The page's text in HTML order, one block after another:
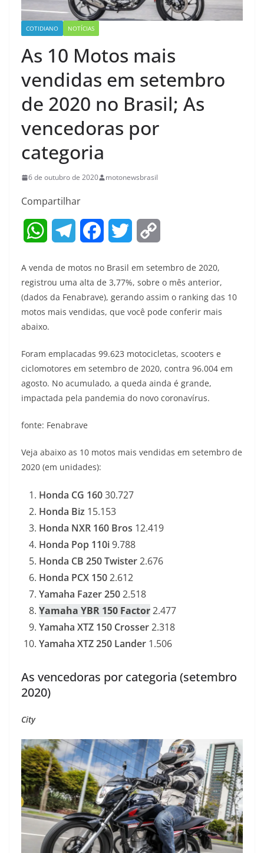
COTIDIANO NOTÍCIAS
As 10 Motos mais
vendidas em setembro
de 2020 no Brasil; As
vencedoras por
categoria
6 de outubro de 2020 motonewsbrasil
Compartilhar
W
a
t
p
p
l
e
a
m
c
e
o
o
k
t
r
p
y
n
k
A venda de motos no Brasil em setembro de 2020,
registrou uma alta de 3,77%, sobre o mês anterior,
(dados da Fenabrave), gerando assim o ranking das 10
motos mais vendidas, que você pode conferir mais
abaixo.
Foram emplacadas 99.623 motocicletas, scooters e
ciclomotores em setembro de 2020, contra 96.004 em
agosto. No acumulado, a queda ainda é grande,
impactada pela pandemia do novo coronavírus.
fonte: Fenabrave
Veja abaixo as 10 motos mais vendidas em setembro de
2020 (em unidades):
Honda CG 16030.727
Honda Biz 15.153
Honda NXR 160 Bros 12.419
Honda Pop 110i9.788
Honda CB 250 Twister2.676
Honda PCX 1502.612
Yamaha Fazer 2502.518
Yamaha YBR 150 Factor2.477
Yamaha XTZ 150 Crosser2.318
Yamaha XTZ 250 Lander 1.506
As vencedoras por categoria (setembro
2020)
City